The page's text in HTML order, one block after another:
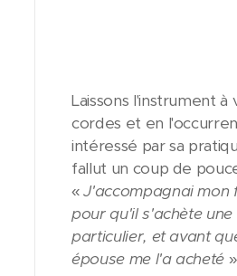
Laissons l'instrument
cordes et en
intéressé par sa
fallut un coup de
«J'accompagnai mon
pour qu'il s'achète
particulier, et avant
épouse me l'a acheté